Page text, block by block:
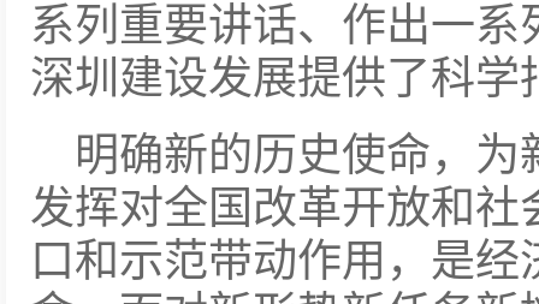
系列重要讲话、作出一
深圳建设发展提供了科学
明确新的历史使命，
发挥对全国改革开放和
口和示范带动作用，是